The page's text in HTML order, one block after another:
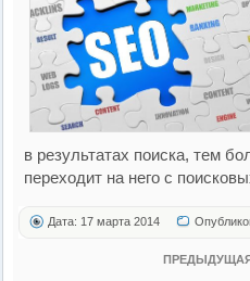
в результатах поиска, тем
переходит на него с
Дата: 17 марта 2014